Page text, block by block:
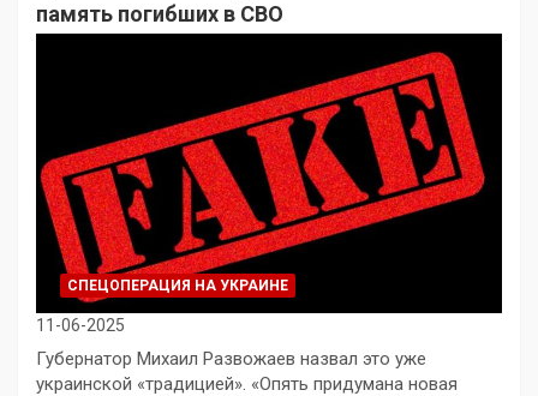
память погибших в СВО
СПЕЦОПЕРАЦИЯ НА УКРАИНЕ
11-06-2025
Губернатор Михаил Развожаев назвал это уже
украинской «традицией». «Опять придумана новая